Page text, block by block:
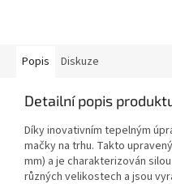
Popis Diskuze
Detailní popis
Díky inovativním tepelným
mačky na trhu. Takto
mm) a je charakterizován
různých velikostech a jsou